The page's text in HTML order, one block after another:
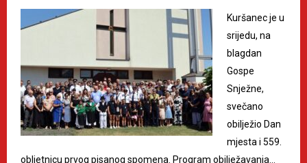
Kuršanec je u
srijedu, na
blagdan
Gospe
Snježne,
svečano
obilježio Dan
mjesta i 559.
obljetnicu prvog pisanog spomena. Program obilježavanja…